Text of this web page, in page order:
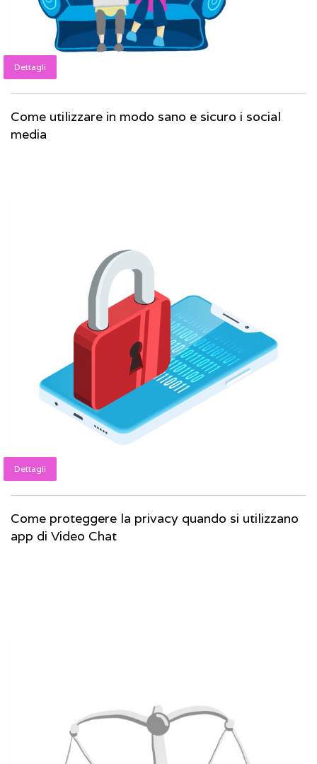
Dettagli
Come utilizzare in modo sano e sicuro i social
media
Dettagli
Come proteggere la privacy quando si utilizzano
app di Video Chat